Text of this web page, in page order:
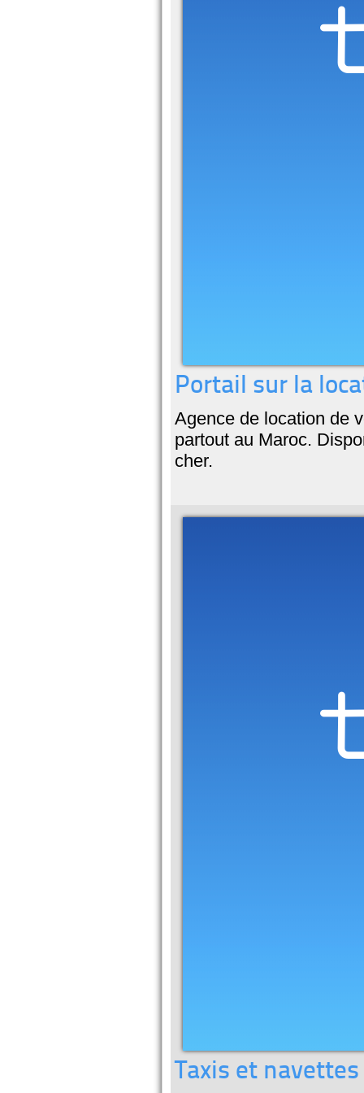
Portail sur la
Agence de location de
partout au Maroc.
cher.
Taxis et